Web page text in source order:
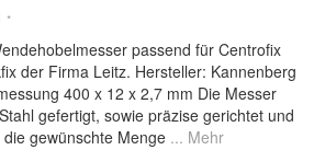
*
passend für Centrofix
der Firma Leitz. Hersteller: Kannenberg
400 x 12 x 2,7 mm Die Messer
gefertigt, sowie präzise gerichtet und
gewünschte Menge ... Mehr